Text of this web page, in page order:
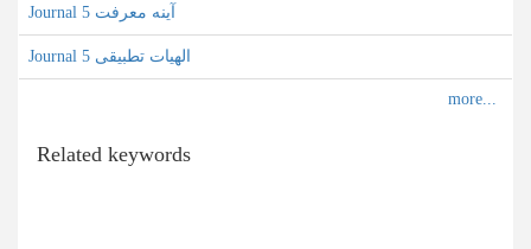
Journal آینه معرفت 5
Journal الهیات تطبیقی 5
Related keywords